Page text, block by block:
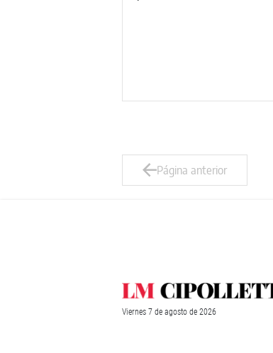
Página anterior
Viernes 7 de agosto de 2026